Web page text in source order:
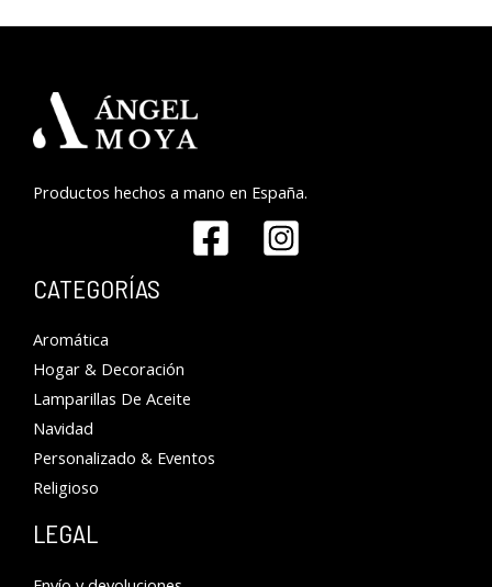
Productos hechos a mano en España.
CATEGORÍAS
Aromática
Hogar & Decoración
Lamparillas De Aceite
Navidad
Personalizado & Eventos
Religioso
LEGAL